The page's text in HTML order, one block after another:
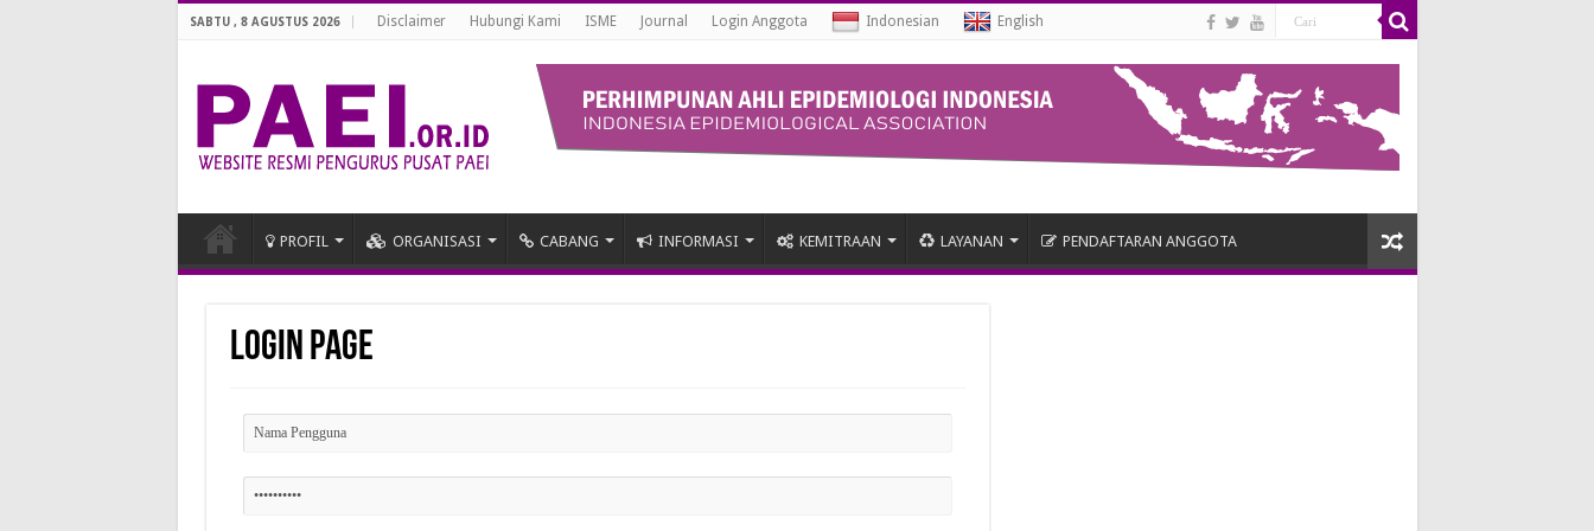
SABTU , 8 AGUSTUS 2026 Disclaimer Hubungi Kami ISME Journal Login Anggota Indonesian English
PROFIL ORGANISASI CABANG INFORMASI KEMITRAAN LAYANAN PENDAFTARAN ANGGOTA
Login Page